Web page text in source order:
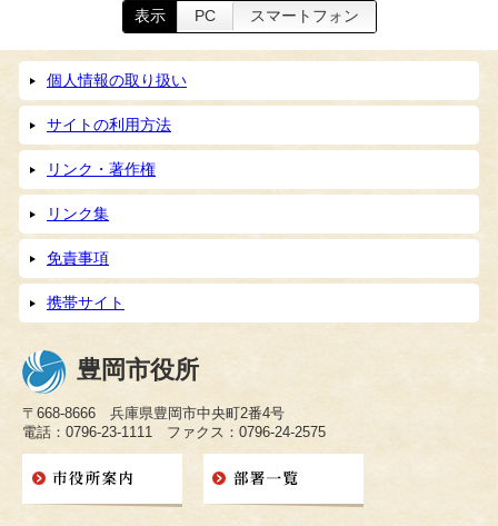
表示 PC スマートフォン
個人情報の取り扱い
サイトの利用方法
リンク・著作権
リンク集
免責事項
携帯サイト
豊岡市役所
〒668-8666 兵庫県豊岡市中央町2番4号
電話：0796-23-1111 ファクス：0796-24-2575